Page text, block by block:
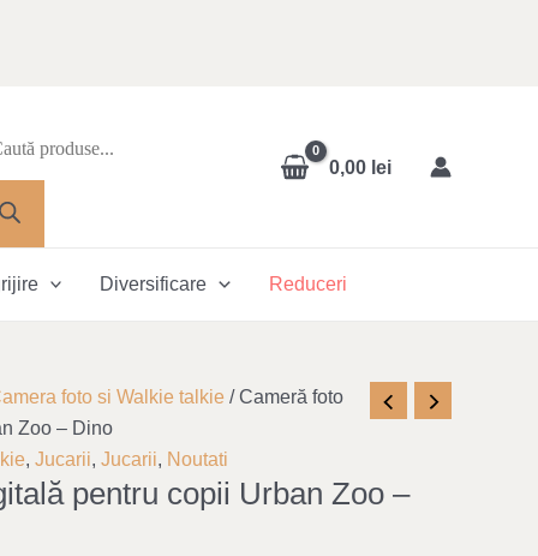
0,00 lei
Diversificare Reduceri
foto si Walkie talkie / Cameră foto
Zoo – Dino
, Jucarii, Jucarii, Noutati
pentru copii Urban Zoo –